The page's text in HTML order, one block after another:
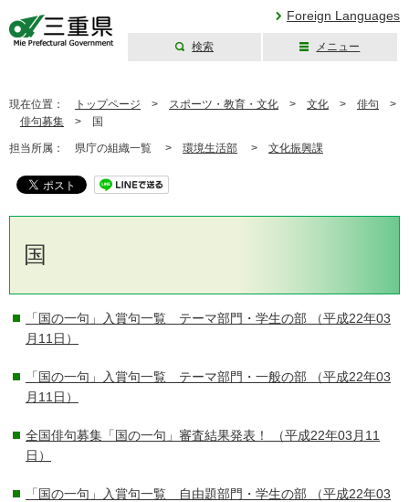
Foreign Languages
検索 メニュー
現在位置： トップページ > スポーツ・教育・文化 > 文化 > 俳句 >
俳句募集 > 国
担当所属： 県庁の組織一覧 > 環境生活部 > 文化振興課
国
「国の一句」入賞句一覧 テーマ部門・学生の部 （平成22年03
月11日）
「国の一句」入賞句一覧 テーマ部門・一般の部 （平成22年03
月11日）
全国俳句募集「国の一句」審査結果発表！
（平成22年03月11
日）
「国の一句」入賞句一覧 自由題部門・学生の部 （平成22年03